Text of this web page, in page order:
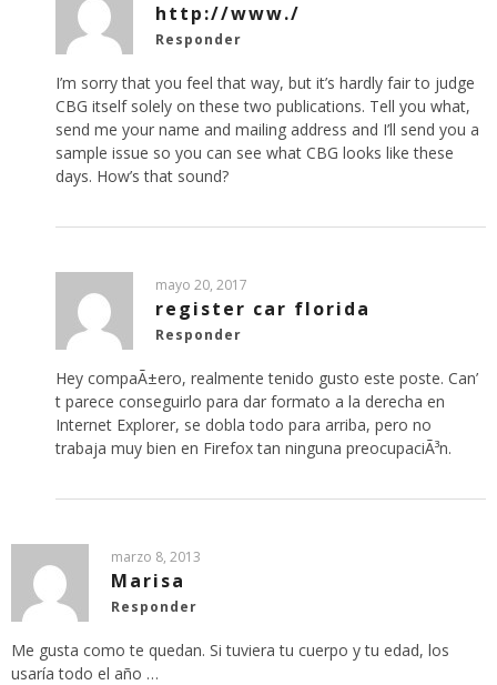
http://www./
Responder
I’m sorry that you feel that way, but it’s hardly fair to judge
CBG itself solely on these two publications. Tell you what,
send me your name and mailing address and I’ll send you a
sample issue so you can see what CBG looks like these
days. How’s that sound?
mayo 20, 2017
register car florida
Responder
Hey compaÃ±ero, realmente tenido gusto este poste. Can’
t parece conseguirlo para dar formato a la derecha en
Internet Explorer, se dobla todo para arriba, pero no
trabaja muy bien en Firefox tan ninguna preocupaciÃ³n.
marzo 8, 2013
Marisa
Responder
Me gusta como te quedan. Si tuviera tu cuerpo y tu edad, los
usaría todo el año …